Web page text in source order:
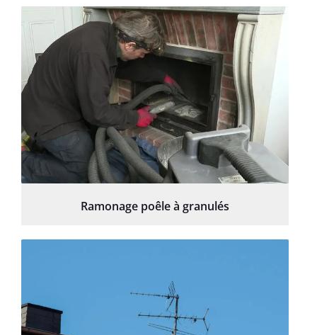
Ramonage poêle à granulés